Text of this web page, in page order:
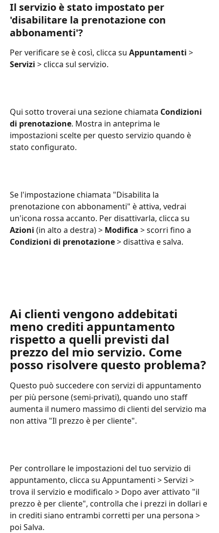
Il servizio è stato impostato per
'disabilitare la prenotazione con
abbonamenti'?
Per verificare se è così, clicca su Appuntamenti >
Servizi > clicca sul servizio.
Qui sotto troverai una sezione chiamata Condizioni
di prenotazione. Mostra in anteprima le
impostazioni scelte per questo servizio quando è
stato configurato.
Se l'impostazione chiamata "Disabilita la
prenotazione con abbonamenti" è attiva, vedrai
un'icona rossa accanto. Per disattivarla, clicca su
Azioni (in alto a destra) > Modifica > scorri fino a
Condizioni di prenotazione > disattiva e salva.
Ai clienti vengono addebitati
meno crediti appuntamento
rispetto a quelli previsti dal
prezzo del mio servizio. Come
posso risolvere questo problema?
Questo può succedere con servizi di appuntamento
per più persone (semi-privati), quando uno staff
aumenta il numero massimo di clienti del servizio ma
non attiva "Il prezzo è per cliente".
Per controllare le impostazioni del tuo servizio di
appuntamento, clicca su Appuntamenti > Servizi >
trova il servizio e modificalo > Dopo aver attivato "il
prezzo è per cliente", controlla che i prezzi in dollari e
in crediti siano entrambi corretti per una persona >
poi Salva.